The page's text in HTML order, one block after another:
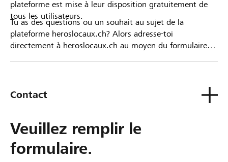
plateforme est mise à leur disposition gratuitement de
tous les utilisateurs.
Tu as des questions ou un souhait au sujet de la
plateforme heroslocaux.ch? Alors adresse-toi
directement à heroslocaux.ch au moyen du formulaire
Contact
Veuillez remplir le
formulaire.